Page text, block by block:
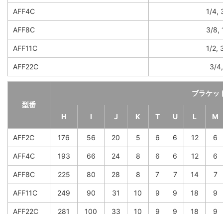
AFF4C 1/4,
AFF8C 3/8,
AFF11C 1/2,
AFF22C 3/
型番
ブラケッ
H I J K T U L M
AFF2C 176 56 20 5 6 6 12 6
AFF4C 193 66 24 8 6 6 12 6
AFF8C 225 80 28 8 7 7 14 7
AFF11C 249 90 31 10 9 9 18 9
AFF22C 281 100 33 10 9 9 18 9